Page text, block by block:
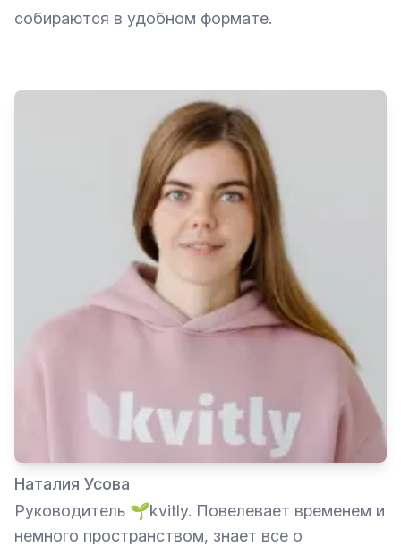
собираются в удобном формате.
Наталия Усова
Руководитель 🌱kvitly. Повелевает временем и
немного пространством, знает все о